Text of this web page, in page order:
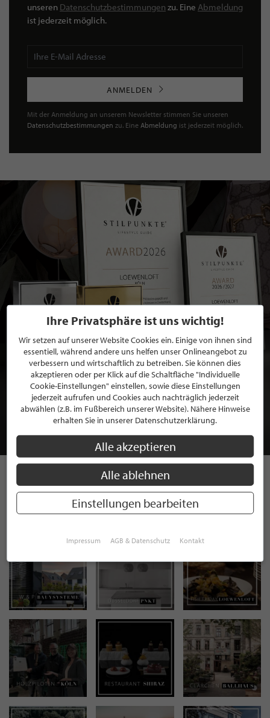
unseren Datenschutzbestimmungen zu. Eine Abmeldung
ist jederzeit möglich.
ANMELDEN
Mit der Anmeldung an unserem Newsletter stimmen Sie unseren
Datenschutzbestimmungen zu. Eine Abmeldung ist jederzeit möglich.
BEWERBEN SIE SICH FÜR EINE GRATIS
MITGLIEDSCHAFT BEI STILPUNKTE®
STILPUNKTE AUF
INSTAGRAM
Ihre Privatsphäre ist uns wichtig!
Wir setzen auf unserer Website Cookies ein. Einige von ihnen sind
essentiell, während andere uns helfen unser Onlineangebot zu
verbessern und wirtschaftlich zu betreiben. Sie können dies
akzeptieren oder per Klick auf die Schaltfläche "Individuelle
Cookie-Einstellungen" einstellen, sowie diese Einstellungen
jederzeit aufrufen und Cookies auch nachträglich jederzeit
abwählen (z.B. im Fußbereich unserer Website). Nähere Hinweise
erhalten Sie in unserer Datenschutzerklärung.
Alle akzeptieren
Alle ablehnen
Einstellungen bearbeiten
Impressum AGB & Datenschutz Kontakt